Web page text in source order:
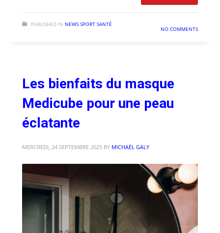
PUBLISHED IN NEWS SPORT SANTÉ
NO COMMENTS
Les bienfaits du masque
Medicube pour une peau
éclatante
MERCREDI, 24 SEPTEMBRE 2025 BY MICHAËL GALY